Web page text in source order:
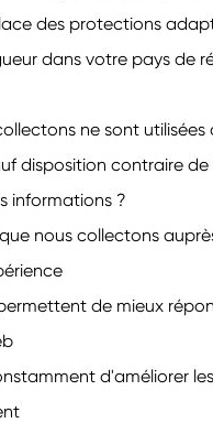
des protections
dans votre pays de
ne sont
disposition contraire de
informations ?
nous collectons
de mieux
d'améliorer